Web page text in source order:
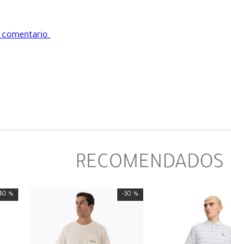
comentario.
RECOMENDADOS
% -30 %